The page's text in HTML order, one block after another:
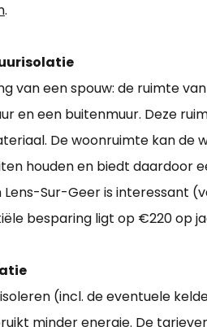
.
van een spouw: de ruimte
en een buitenmuur. Deze
De woonruimte kan de
houden en biedt daardoor
Lens-Sur-Geer is interessant
besparing ligt op €220 op
(incl. de eventuele
minder energie. De